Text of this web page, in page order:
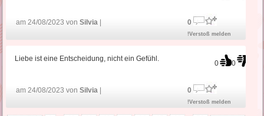
am 24/08/2023 vonSilvia 0
!Verstoß melden
0 0
Liebe ist eine Entscheidung, nicht ein Gefühl.
am 24/08/2023 vonSilvia 0
!Verstoß melden